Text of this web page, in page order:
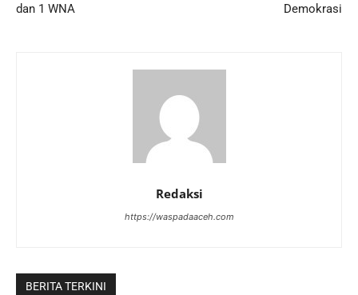
dan 1 WNA
Demokrasi
Redaksi
https://waspadaaceh.com
BERITA TERKINI